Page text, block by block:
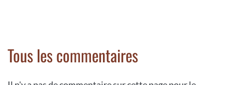
Tous les commentaires